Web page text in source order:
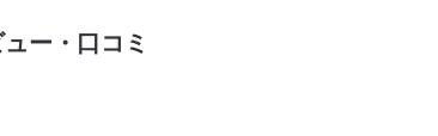
ー・口コミ